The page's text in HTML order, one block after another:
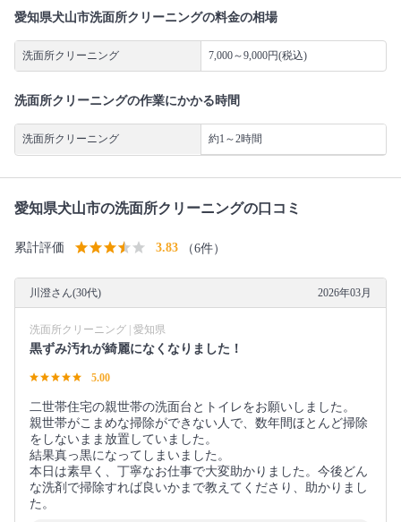
愛知県犬山市洗面所クリーニングの料金の相場
洗面所クリーニング 7,000～9,000円(税込)
洗面所クリーニングの作業にかかる時間
洗面所クリーニング 約1～2時間
愛知県犬山市の洗面所クリーニングの口コミ
累計評価 3.83 （6件）
川澄さん(30代) 2026年03月
洗面所クリーニング | 愛知県
黒ずみ汚れが綺麗になくなりました！
5.00
二世帯住宅の親世帯の洗面台とトイレをお願いしました。
親世帯がこまめな掃除ができない人で、数年間ほとんど掃除
をしないまま放置していました。
結果真っ黒になってしまいました。
本日は素早く、丁寧なお仕事で大変助かりました。今後どん
な洗剤で掃除すれば良いかまで教えてくださり、助かりまし
た。